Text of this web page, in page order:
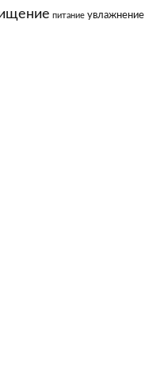
питание увлажнение